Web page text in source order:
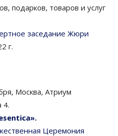
подарков, товаров и услуг
заседание Жюри
г.
Москва, Атриум
4.
Церемония